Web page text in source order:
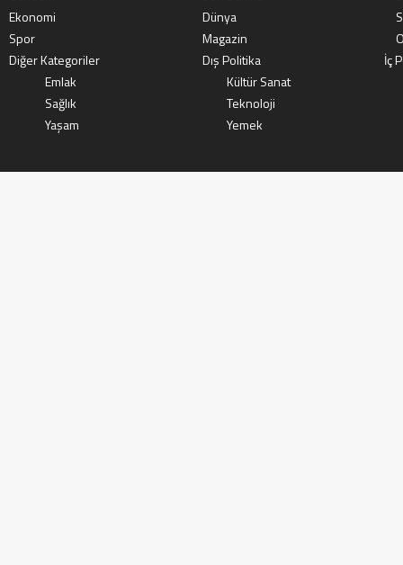
Ekonomi
Dünya
Spor
Magazin
Diğer Kategoriler
Dış Politika
İç
Emlak
Kültür Sanat
Sağlık
Teknoloji
Yaşam
Yemek